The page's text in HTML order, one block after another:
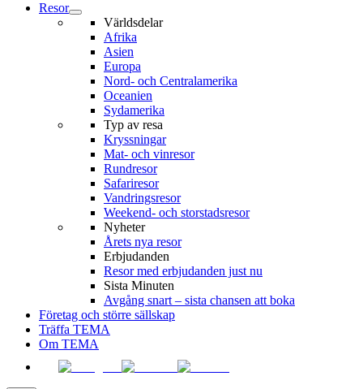
Resor
Världsdelar
Afrika
Asien
Europa
Nord- och Centralamerika
Oceanien
Sydamerika
Typ av resa
Kryssningar
Mat- och vinresor
Rundresor
Safariresor
Vandringsresor
Weekend- och storstadsresor
Nyheter
Årets nya resor
Erbjudanden
Resor med erbjudanden just nu
Sista Minuten
Avgång snart – sista chansen att boka
Företag och större sällskap
Träffa TEMA
Om TEMA